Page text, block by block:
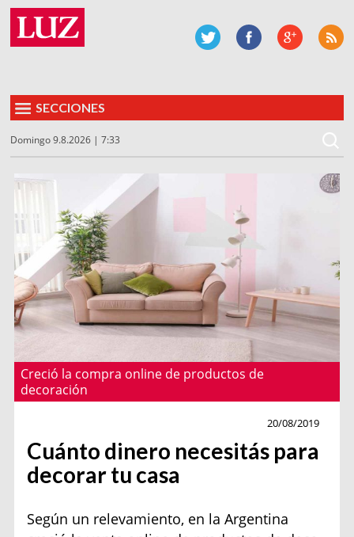
SECCIONES
Domingo 9.8.2026 | 7:33
Creció la compra online de productos de
decoración
20/08/2019
Cuánto dinero necesitás para
decorar tu casa
Según un relevamiento, en la Argentina